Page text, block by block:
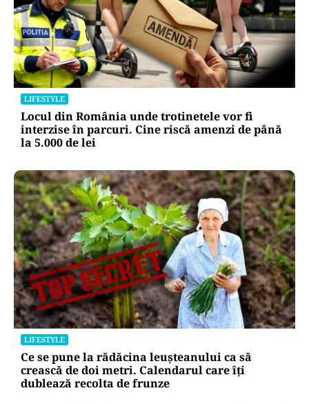
LIFESTYLE
Locul din România unde trotinetele vor fi
interzise în parcuri. Cine riscă amenzi de până
la 5.000 de lei
LIFESTYLE
Ce se pune la rădăcina leușteanului ca să
crească de doi metri. Calendarul care îți
dublează recolta de frunze